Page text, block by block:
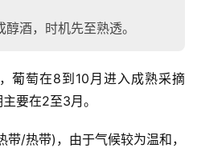
酒，时机先至熟透。
葡萄在8到10月进入成熟采摘
要在2至3月。
/热带)，由于气候较为温和，